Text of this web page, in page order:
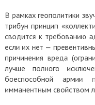
В рамках геополитики
трибун принцип
сводится к требованию
если их нет —
причинения вреда
лучше полного
боеспособной армии
имманентным свойством